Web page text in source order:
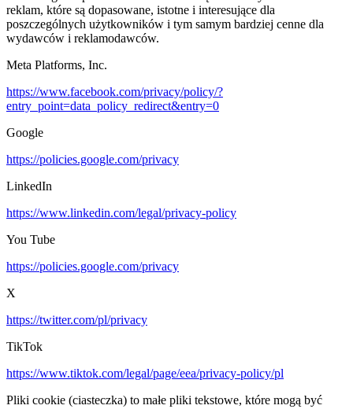
reklam, które są dopasowane, istotne i interesujące dla
poszczególnych użytkowników i tym samym bardziej cenne dla
wydawców i reklamodawców.
Meta Platforms, Inc.
https://www.facebook.com/privacy/policy/?
entry_point=data_policy_redirect&entry=0
Google
https://policies.google.com/privacy
LinkedIn
https://www.linkedin.com/legal/privacy-policy
You Tube
https://policies.google.com/privacy
X
https://twitter.com/pl/privacy
TikTok
https://www.tiktok.com/legal/page/eea/privacy-policy/pl
Pliki cookie (ciasteczka) to małe pliki tekstowe, które mogą być